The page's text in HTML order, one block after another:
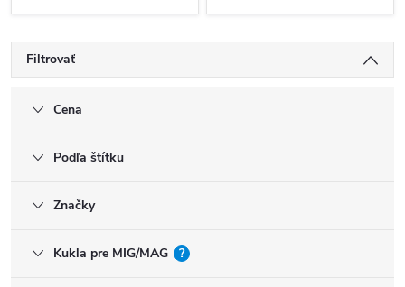
Filtrovať
Cena
Podľa štítku
Značky
Kukla pre MIG/MAG ?